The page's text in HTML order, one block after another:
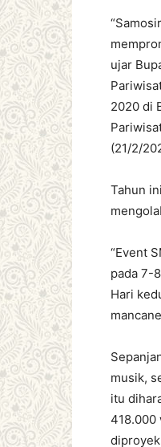
ujar
2020 di
(21/2/
Tahun
“Event
pada 7-
Hari
musik,
itu
418.000